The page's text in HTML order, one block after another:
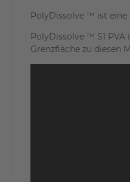
PolyDissolve ™ ist
PolyDissolve ™ S1
Grenzfläche zu diesen